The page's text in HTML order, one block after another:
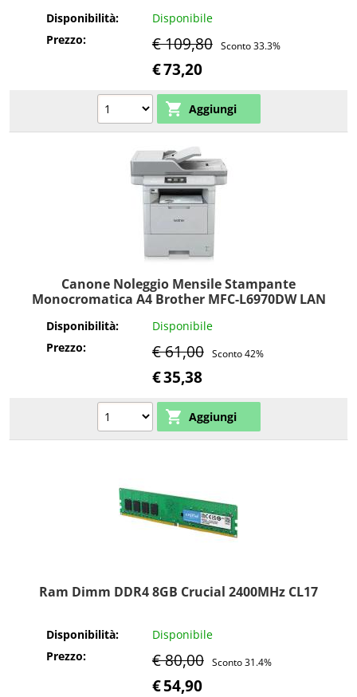
WiFi
Disponibilità:
Disponibile
Prezzo:
€ 109,80 Sconto 33.3%
€73,20
Canone Noleggio Mensile Stampante
Monocromatica A4 Brother MFC-L6970DW LAN
Disponibilità:
Disponibile
Prezzo:
€ 61,00 Sconto 42%
€35,38
Ram Dimm DDR4 8GB Crucial 2400MHz CL17
Disponibilità:
Disponibile
Prezzo:
€ 80,00 Sconto 31.4%
€54,90